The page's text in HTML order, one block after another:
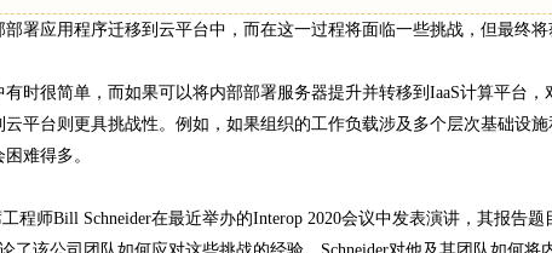
署应用程序迁移到云平台中，而在这一过程将面临一些挑战，但最终将
时很简单，而如果可以将内部部署服务器提升并转移到IaaS计算平台
平台则更具挑战性。例如，如果组织的工作负载涉及多个层次基础设
难得多。
程师Bill Schneider在最近举办的Interop 2020会议中发表演讲，其报告